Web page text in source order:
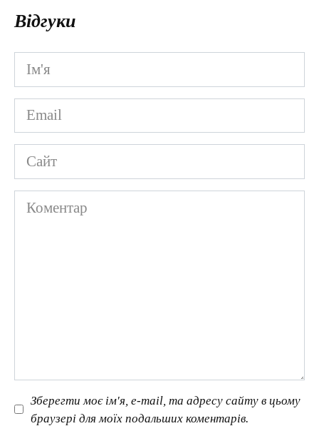
Відгуки
Ім'я
*
Email
*
Сайт
Коментар
Зберегти моє ім'я, e-mail, та адресу сайту в цьому
браузері для моїх подальших коментарів.